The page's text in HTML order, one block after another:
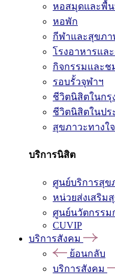
หอสมุดและพื้น
หอพัก
กีฬาและสุขภ
โรงอาหารและ
กิจกรรมและช
รอบรั้วจุฬาฯ
ชีวิตนิสิตในกรุ
ชีวิตนิสิตในปร
สุขภาวะทางใ
บริการนิสิต
ศูนย์บริการสุข
หน่วยส่งเสริม
ศูนย์นวัตกรรม
CUVIP
บริการสังคม
ย้อนกลับ
บริการสังคม